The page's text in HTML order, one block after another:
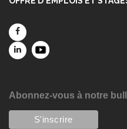
Abonnez-vous à notre